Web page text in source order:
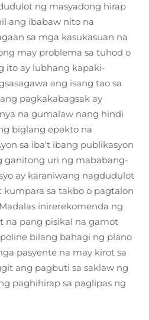
ng masyadong hirap
ang ibabaw nito na
sa mga kasukasuan na
may problema sa tuhod o
ito ay lubhang kapaki-
ang isang tao sa
pagkakabagsak ay
na gumalaw nang hindi
biglang epekto na
sa iba't ibang publikasyon
ganitong uri ng mababang-
ay karaniwang nagdudulot
sa takbo o pagtalon
inirerekomenda ng
na pang pisikal na gamot
bilang bahagi ng plano
pasyente na may kirot sa
ang pagbuti sa saklaw ng
paghihirap sa paglipas ng